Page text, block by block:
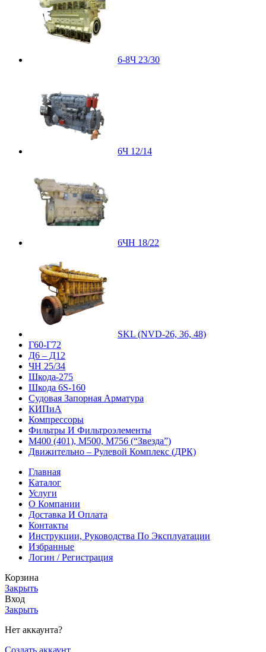
6-8Ч 23/30
6Ч 12/14
6ЧН 18/22
SKL (NVD-26, 36, 48)
Г60-Г72
Д6 – Д12
ЧН 25/34
Шкода-275
Шкода 6S-160
Судовая Запорная Арматура
КИПиА
Компрессоры
Фильтры И Фильтроэлементы
М400 (401), М500, М756 (“Звезда”)
Движительно – Рулевой Комплекс (ДРК)
Главная
Каталог
Услуги
О Компании
Доставка И Оплата
Контакты
Инструкции, Руководства По Эксплуатации
Избранные
Логин / Регистрация
Корзина
Закрыть
Вход
Закрыть
Нет аккаунта?
Создать аккаунт